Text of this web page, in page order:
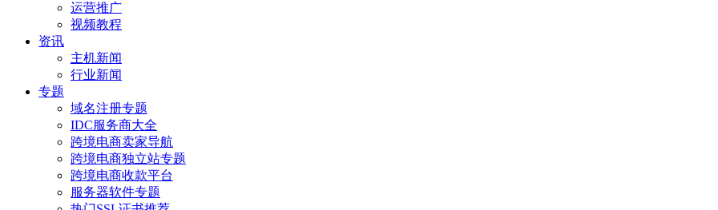
运营推广
视频教程
资讯
主机新闻
行业新闻
专题
域名注册专题
IDC服务商大全
跨境电商卖家导航
跨境电商独立站专题
跨境电商收款平台
服务器软件专题